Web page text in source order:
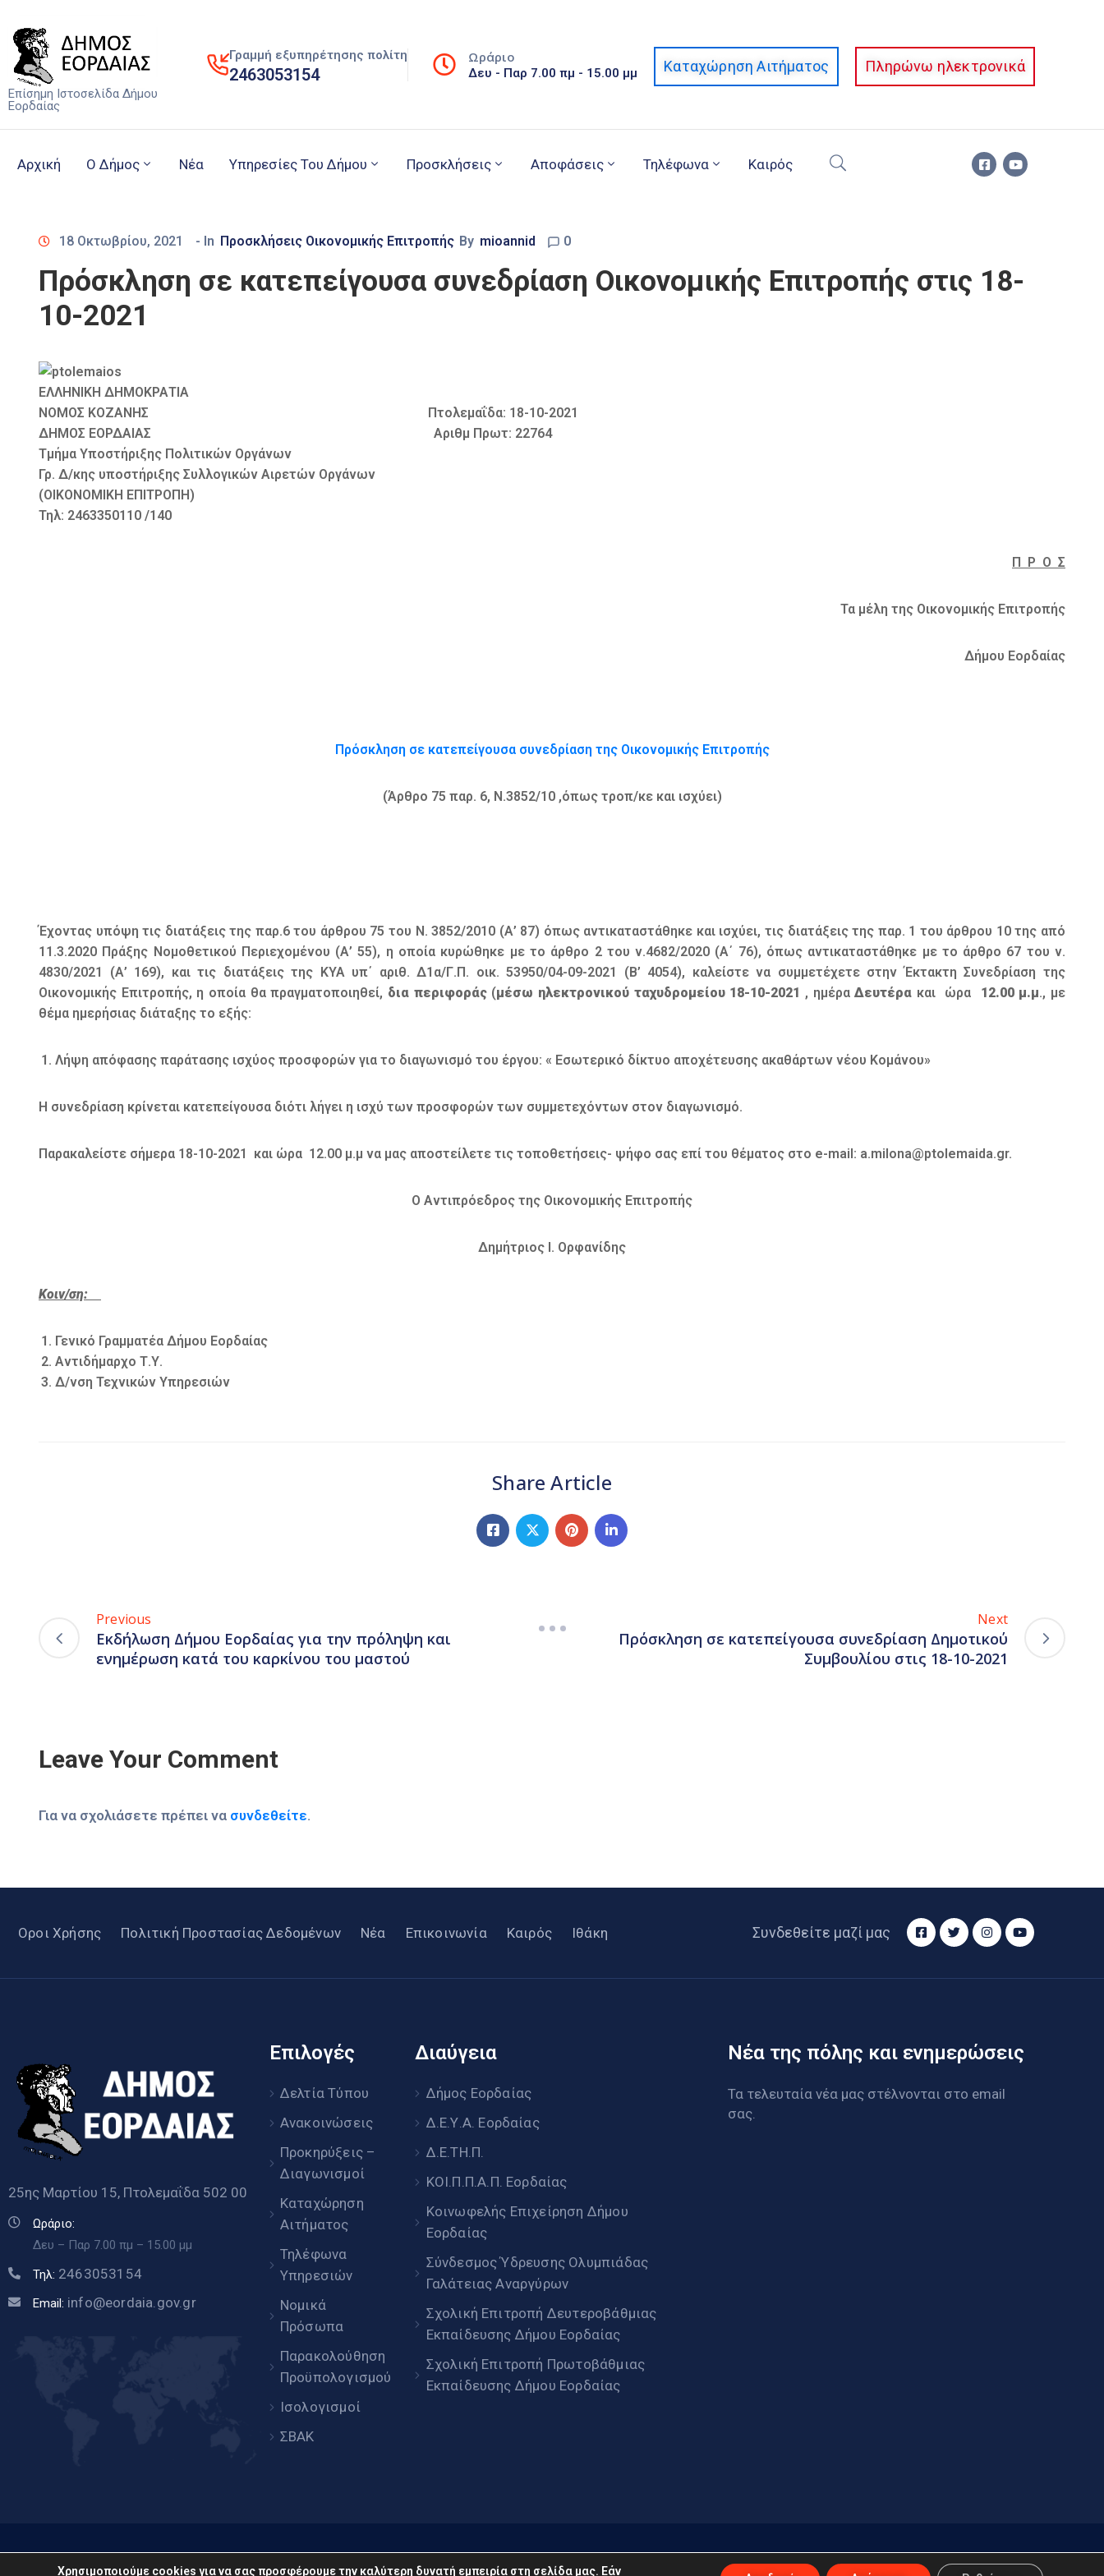
Επίσημη Ιστοσελίδα Δήμου
Εορδαίας
Γραμμή εξυπηρέτησης πολίτη
2463053154
Ωράριο
Δευ - Παρ 7.00 πμ - 15.00 μμ Καταχώρηση Αιτήματος Πληρώνω ηλεκτρονικά
Αρχική Ο Δήμος Νέα Υπηρεσίες Του Δήμου Προσκλήσεις Αποφάσεις Τηλέφωνα Καιρός
18 Οκτωβρίου, 2021 - In Προσκλήσεις Οικονομικής Επιτροπής By mioannid 0
Πρόσκληση σε κατεπείγουσα συνεδρίαση Οικονομικής Επιτροπής στις 18-
10-2021
ΕΛΛΗΝΙΚΗ ΔΗΜΟΚΡΑΤΙΑ
ΝΟΜΟΣ ΚΟΖΑΝΗΣ Πτολεμαΐδα: 18-10-2021
ΔΗΜΟΣ ΕΟΡΔΑΙΑΣ Αριθμ Πρωτ: 22764
Τμήμα Υποστήριξης Πολιτικών Οργάνων
Γρ. Δ/κης υποστήριξης Συλλογικών Αιρετών Οργάνων
(ΟΙΚΟΝΟΜΙΚΗ ΕΠΙΤΡΟΠΗ)
Τηλ: 2463350110 /140
Π Ρ Ο Σ
Τα μέλη της Οικονομικής Επιτροπής
Δήμου Εορδαίας
Πρόσκληση σε κατεπείγουσα συνεδρίαση της Οικονομικής Επιτροπής
(Άρθρο 75 παρ. 6, Ν.3852/10 ,όπως τροπ/κε και ισχύει)
Έχοντας υπόψη τις διατάξεις της παρ.6 του άρθρου 75 του Ν. 3852/2010 (Α’ 87) όπως αντικαταστάθηκε και ισχύει, τις διατάξεις της παρ. 1 του άρθρου 10 της από
11.3.2020 Πράξης Νομοθετικού Περιεχομένου (Α’ 55), η οποία κυρώθηκε με το άρθρο 2 του ν.4682/2020 (Α΄ 76), όπως αντικαταστάθηκε με το άρθρο 67 του ν.
4830/2021 (Α’ 169), και τις διατάξεις της ΚΥΑ υπ΄ αριθ. Δ1α/Γ.Π. οικ. 53950/04-09-2021 (Β’ 4054), καλείστε να συμμετέχετε στην Έκτακτη Συνεδρίαση της
Οικονομικής Επιτροπής, η οποία θα πραγματοποιηθεί, δια περιφοράς(μέσω ηλεκτρονικού ταχυδρομείου 18-10-2021 , ημέραΔευτέρα και ώρα 12.00 μ.μ., με
θέμα ημερήσιας διάταξης το εξής:
Λήψη απόφασης παράτασης ισχύος προσφορών για το διαγωνισμό του έργου: « Εσωτερικό δίκτυο αποχέτευσης ακαθάρτων νέου Κομάνου»
Η συνεδρίαση κρίνεται κατεπείγουσα διότι λήγει η ισχύ των προσφορών των συμμετεχόντων στον διαγωνισμό.
Παρακαλείστε σήμερα 18-10-2021 και ώρα 12.00 μ.μ να μας αποστείλετε τις τοποθετήσεις- ψήφο σας επί του θέματος στο e-mail: a.milona@ptolemaida.gr.
Ο Αντιπρόεδρος της Οικονομικής Επιτροπής
Δημήτριος Ι. Ορφανίδης
Κοιν/ση:
Γενικό Γραμματέα Δήμου Εορδαίας
Αντιδήμαρχο Τ.Υ.
Δ/νση Τεχνικών Υπηρεσιών
Share Article
Previous
Εκδήλωση Δήμου Εορδαίας για την πρόληψη και
ενημέρωση κατά του καρκίνου του μαστού
Next
Πρόσκληση σε κατεπείγουσα συνεδρίαση Δημοτικού
Συμβουλίου στις 18-10-2021
Leave Your Comment
Για να σχολιάσετε πρέπει να συνδεθείτε.
Οροι Χρήσης Πολιτική Προστασίας Δεδομένων Νέα Επικοινωνία Καιρός Ιθάκη Συνδεθείτε μαζί μας
25ης Μαρτίου 15, Πτολεμαΐδα 502 00
Ωράριο:
Δευ – Παρ 7.00 πμ – 15.00 μμ
Τηλ: 2463053154
Email: info@eordaia.gov.gr
Επιλογές
Δελτία Τύπου
Ανακοινώσεις
Προκηρύξεις –
Διαγωνισμοί
Καταχώρηση
Αιτήματος
Τηλέφωνα
Υπηρεσιών
Νομικά
Πρόσωπα
Παρακολούθηση
Προϋπολογισμού
Ισολογισμοί
ΣΒΑΚ
Διαύγεια
Δήμος Εορδαίας
Δ.Ε.Υ.Α. Εορδαίας
Δ.Ε.ΤΗ.Π.
ΚΟΙ.Π.Π.Α.Π. Εορδαίας
Κοινωφελής Επιχείρηση Δήμου
Εορδαίας
Σύνδεσμος Ύδρευσης Ολυμπιάδας
Γαλάτειας Αναργύρων
Σχολική Επιτροπή Δευτεροβάθμιας
Εκπαίδευσης Δήμου Εορδαίας
Σχολική Επιτροπή Πρωτοβάθμιας
Εκπαίδευσης Δήμου Εορδαίας
Νέα της πόλης και ενημερώσεις
Τα τελευταία νέα μας στέλνονται στο email
σας.
www.eordaia.gov.gr © 2022. Με επιφύλαξη παντός δικαιώματος
Χρησιμοποιούμε cookies για να σας προσφέρουμε την καλύτερη δυνατή εμπειρία στη σελίδα μας. Εάν